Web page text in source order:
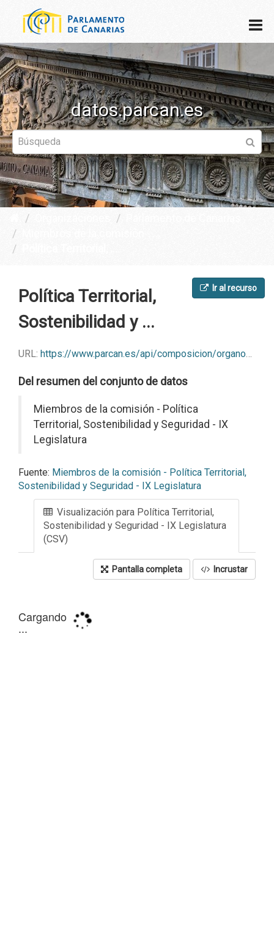
datos.parcan.es
Ir al recurso
Política Territorial,
Sostenibilidad y ...
URL: https://www.parcan.es/api/composicion/organos/comisiones/miembros/090308/?format=csv
Del resumen del conjunto de datos
Miembros de la comisión - Política
Territorial, Sostenibilidad y Seguridad - IX
Legislatura
Fuente: Miembros de la comisión - Política Territorial,
Sostenibilidad y Seguridad - IX Legislatura
Visualización para Política Territorial,
Sostenibilidad y Seguridad - IX Legislatura
(CSV)
Pantalla completa Incrustar